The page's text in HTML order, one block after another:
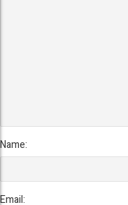
Name:
Email: